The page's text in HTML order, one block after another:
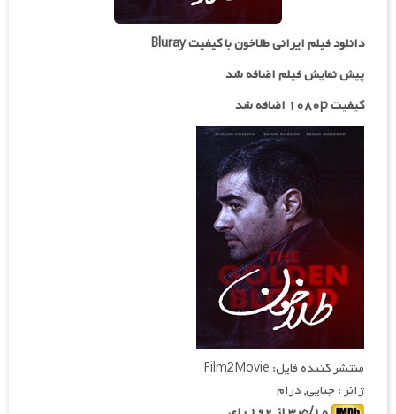
دانلود فیلم ایرانی طلاخون با کیفیت Bluray
پیش نمایش فیلم اضافه شد
کیفیت ۱۰۸۰p اضافه شد
منتشر کننده فایل: Film2Movie
ژانر : جنایی, درام